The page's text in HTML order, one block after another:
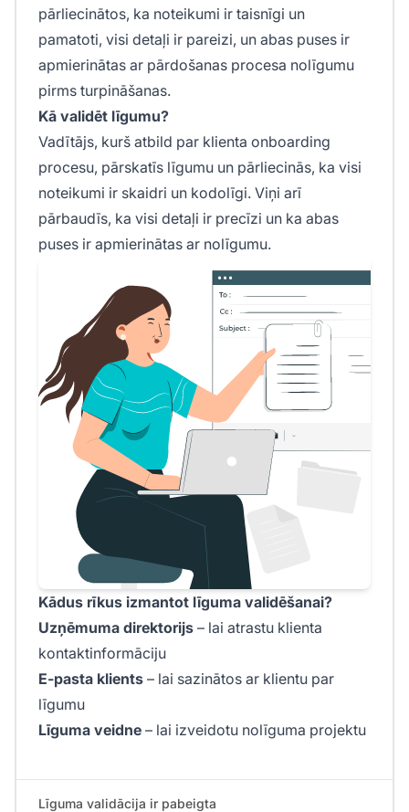
pārliecinātos, ka noteikumi ir taisnīgi un
pamatoti, visi detaļi ir pareizi, un abas puses ir
apmierinātas ar pārdošanas procesa nolīgumu
pirms turpināšanas.
Kā validēt līgumu?
Vadītājs, kurš atbild par klienta onboarding
procesu, pārskatīs līgumu un pārliecinās, ka visi
noteikumi ir skaidri un kodolīgi. Viņi arī
pārbaudīs, ka visi detaļi ir precīzi un ka abas
puses ir apmierinātas ar nolīgumu.
Kādus rīkus izmantot līguma validēšanai?
Uzņēmuma direktorijs – lai atrastu klienta
kontaktinformāciju
E-pasta klients – lai sazinātos ar klientu par
līgumu
Līguma veidne – lai izveidotu nolīguma projektu
Līguma validācija ir pabeigta